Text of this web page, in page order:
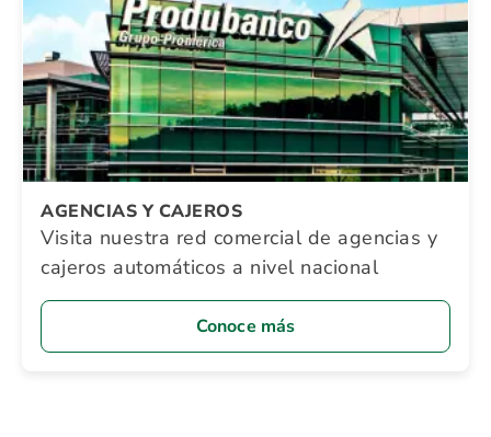
AGENCIAS Y CAJEROS
Visita nuestra red comercial de agencias y
cajeros automáticos a nivel nacional
Conoce más